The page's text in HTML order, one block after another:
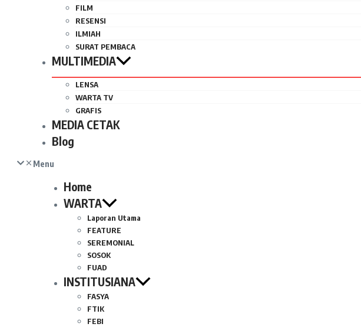
FILM
RESENSI
ILMIAH
SURAT PEMBACA
MULTIMEDIA
LENSA
WARTA TV
GRAFIS
MEDIA CETAK
Blog
Menu
Home
WARTA
Laporan Utama
FEATURE
SEREMONIAL
SOSOK
FUAD
INSTITUSIANA
FASYA
FTIK
FEBI